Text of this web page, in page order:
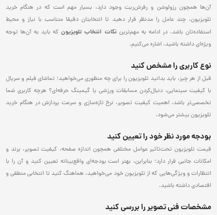
آن‌ها همچون رزولوشن و رفرش‌ریت وجود دارد، بسیار مهم است که در هنگام خرید
تلویزیون، چند عامل را مدنظر قرار دهید تا انتخابتان دقیقا متناسب با نیاز و محیط
استفاده‌تان باشد. در ادامه به مهم‌تریننکات انتخاب تلویزیونکه باید به آن‌ها توجه
ویژه‌ای داشته باشید، اشاره می‌کنیم.
نوع کاربری را مشخص کنید
قبل از هر چیز، باید بدانید تلویزیون را برای چه منظوری می‌خواهید؛ تماشای فیلم و سریال
با کیفیت سینمایی، دنبال‌کردن مسابقات ورزشی یا گیمینگ حرفه‌ای؟ هرچه کاربری شما
تخصصی‌تر باشد، اهمیت کیفیت تصویر، نرخ تازه‌سازی و سرعت پردازش در هنگام خرید
تلویزیون بیشتر می‌شود.
بودجه مورد نظر خود را تعیین کنید
قیمت تلویزیون تحت‌تاثیر عوامل مختلفی همچون اندازه صفحه، کیفیت تصویر، برند و
امکانات جانبی قرار دارد؛ بنابراین، بهتر است بودجه‌ای واقع‌بینانه تعیین کنید و آن را با
انتظارات و ویژگی‌هایی که از تلویزیون خود می‌خواهید، هماهنگ کنید تا انتخابی منطقی و
اقتصادی داشته باشید.
مشخصات فنی تصویر را بررسی کنید